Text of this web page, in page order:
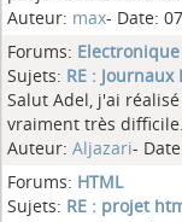
Auteur: max- Date:
Forums:
Sujets: RE :
Salut Adel, j'ai
vraiment très
Auteur: Aljazari-
Forums: HTML
Sujets: RE : projet